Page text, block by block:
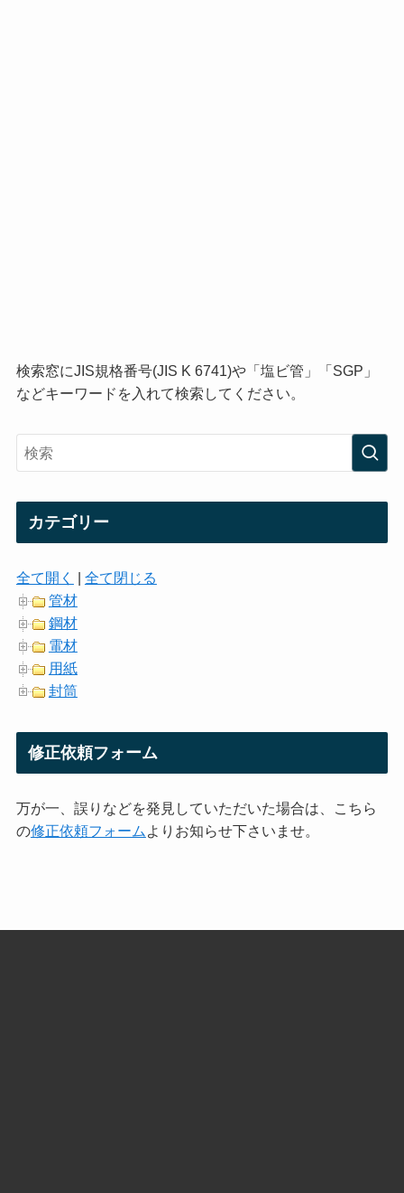
検索窓にJIS規格番号(JIS K 6741)や「塩ビ管」「SGP」
などキーワードを入れて検索してください。
カテゴリー
全て開く
全て閉じる
管材
鋼材
電材
用紙
封筒
修正依頼フォーム
万が一、誤りなどを発見していただいた場合は、こちら
の修正依頼フォーム よりお知らせ下さいませ。